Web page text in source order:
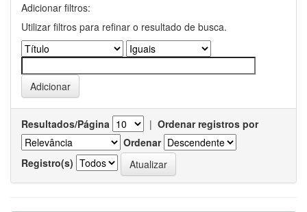
Adicionar filtros:
Utilizar filtros para refinar o resultado de busca.
Resultados/Página | Ordenar registros por
Ordenar
Registro(s)